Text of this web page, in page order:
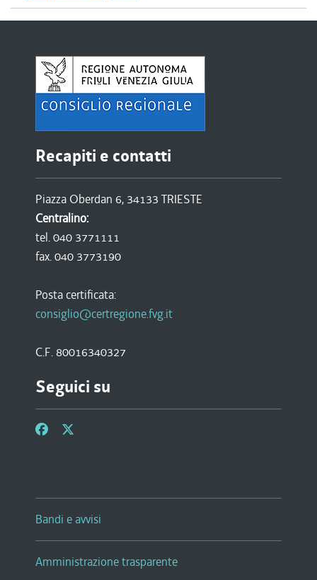
Recapiti e contatti
Piazza Oberdan 6, 34133 TRIESTE
Centralino:
tel. 040 3771111
fax. 040 3773190
Posta certificata:
consiglio@certregione.fvg.it
C.F. 80016340327
Seguici su
Bandi e avvisi
Amministrazione trasparente